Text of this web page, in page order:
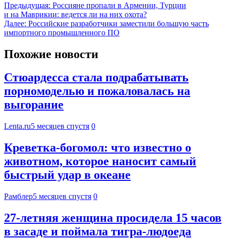
Предыдущая: Россияне пропали в Армении, Турции
и на Маврикии: ведется ли на них охота?
Далее: Российские разработчики заместили большую часть
импортного промышленного ПО
Похожие новости
Стюардесса стала подрабатывать
порномоделью и пожаловалась на
выгорание
Lenta.ru5 месяцев спустя 0
Креветка-богомол: что известно о
животном, которое наносит самый
быстрый удар в океане
Рамблер5 месяцев спустя 0
27-летняя женщина просидела 15 часов
в засаде и поймала тигра-людоеда